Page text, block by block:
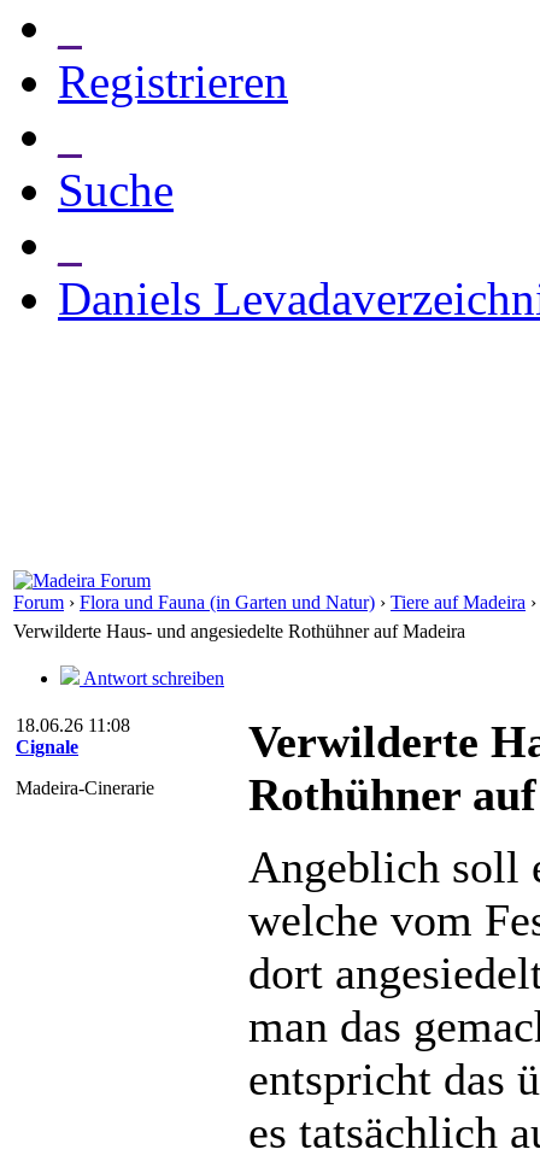
Registrieren
Suche
Daniels
Forum › Flora und Fauna (in Garten und Natur) › Tiere auf Madeira ›
Verwilderte Haus- und angesiedelte Rothühner auf Madeira
Antwort schreiben
18.06.26 11:08
Cignale
Madeira-Cinerarie
Verwilderte
Rothühner
Angeblich soll
welche vom
dort
man das
entspricht das
es tatsächlich